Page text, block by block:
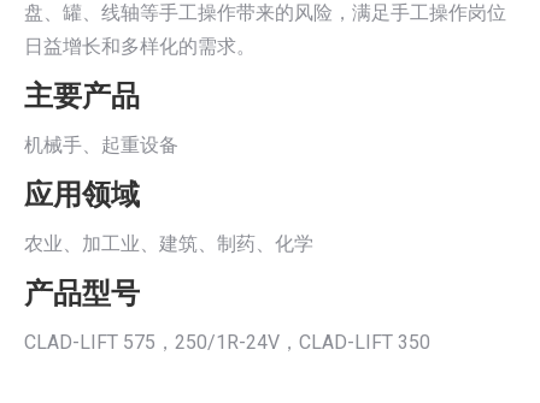
盘、罐、线轴等手工操作带来的风险，满足手工操作岗位
日益增长和多样化的需求。
主要产品
机械手、起重设备
应用领域
农业、加工业、建筑、制药、化学
产品型号
CLAD-LIFT 575，250/1R-24V，CLAD-LIFT 350